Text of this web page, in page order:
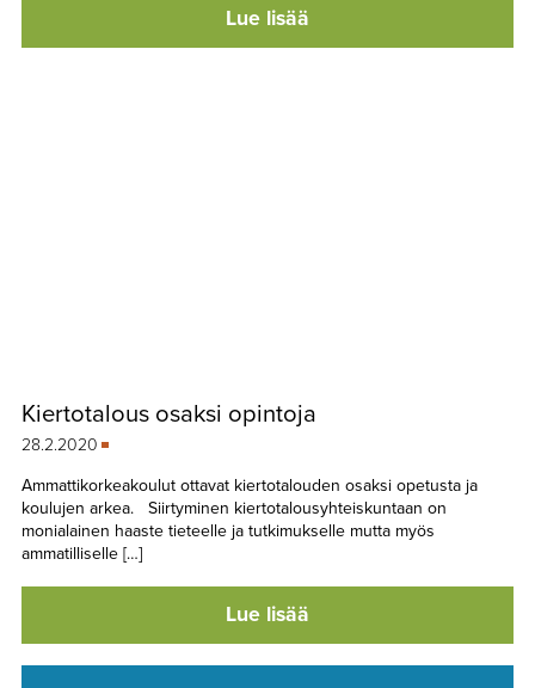
Lue lisää
Kiertotalous osaksi opintoja
28.2.2020
Ammattikorkeakoulut ottavat kiertotalouden osaksi opetusta ja
koulujen arkea. Siirtyminen kiertotalousyhteiskuntaan on
monialainen haaste tieteelle ja tutkimukselle mutta myös
ammatilliselle […]
Lue lisää